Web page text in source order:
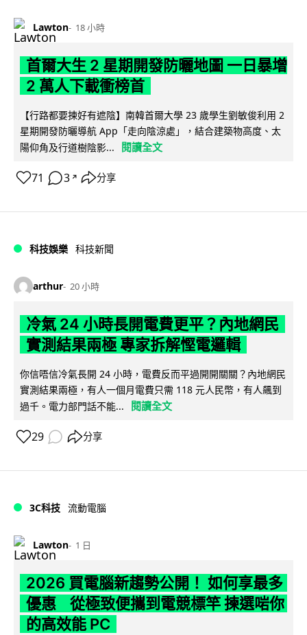
Lawton 18 小時
首爾大生 2 星期開發防曬地圖 一日暴增
2 萬人下載衝榜首
【行路都要揀好有遮陰】南韓首爾大學 23 歲學生劉敏俊利用 2
星期開發防曬導航 App「走向陰涼處」，結合建築物高度、太
陽仰角及行道樹陰影...
閱讀全文
71 3 ↗ 分享
科技娛樂 科技新聞
arthur 20 小時
冷氣 24 小時長開電費更平？內地網民
實測結果兩極 專家拆解慳電邏輯
你信唔信冷氣長開 24 小時，電費反而平過開開關關？內地網民
實測結果兩極，有人一個月電費只需 118 元人民幣，有人飆到
過千。電力部門話不能...
閱讀全文
29 分享
3C科技 流動電腦
Lawton 1 日
2026 買電腦新趨勢公開！ 如何享最多
優惠 從極致便攜到電競標竿 揀選啱你
的高效能 PC